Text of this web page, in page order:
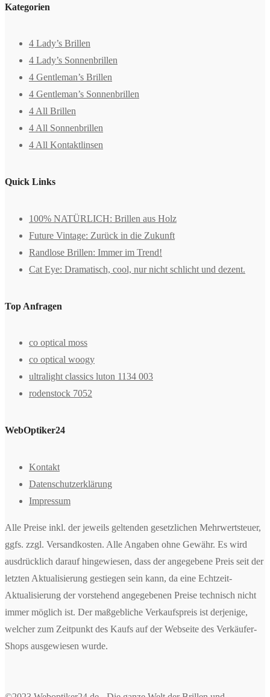
Kategorien
4 Lady’s Brillen
4 Lady’s Sonnenbrillen
4 Gentleman’s Brillen
4 Gentleman’s Sonnenbrillen
4 All Brillen
4 All Sonnenbrillen
4 All Kontaktlinsen
Quick Links
100% NATÜRLICH: Brillen aus Holz
Future Vintage: Zurück in die Zukunft
Randlose Brillen: Immer im Trend!
Cat Eye: Dramatisch, cool, nur nicht schlicht und dezent.
Top Anfragen
co optical moss
co optical woogy
ultralight classics luton 1134 003
rodenstock 7052
WebOptiker24
Kontakt
Datenschutzerklärung
Impressum
Alle Preise inkl. der jeweils geltenden gesetzlichen Mehrwertsteuer,
ggfs. zzgl. Versandkosten. Alle Angaben ohne Gewähr. Es wird
ausdrücklich darauf hingewiesen, dass der angegebene Preis seit der
letzten Aktualisierung gestiegen sein kann, da eine Echtzeit-
Aktualisierung der vorstehend angegebenen Preise technisch nicht
immer möglich ist. Der maßgebliche Verkaufspreis ist derjenige,
welcher zum Zeitpunkt des Kaufs auf der Webseite des Verkäufer-
Shops ausgewiesen wurde.